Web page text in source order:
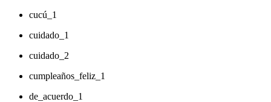
cucú_1
cuidado_1
cuidado_2
cumpleaños_feliz_1
de_acuerdo_1